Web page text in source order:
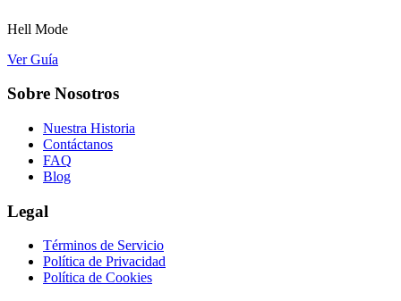
Hell Mode
Ver Guía
Sobre Nosotros
Nuestra Historia
Contáctanos
FAQ
Blog
Legal
Términos de Servicio
Política de Privacidad
Política de Cookies